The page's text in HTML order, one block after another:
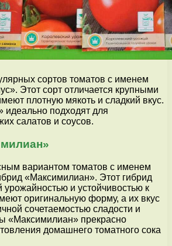
сортов томатов с именем
Этот сорт отличается крупными
плотную мякоть и сладкий вкус.
подходят для
салатов и соусов.
вариантом томатов с именем
«Максимилиан». Этот гибрид
урожайностью и устойчивостью к
оригинальную форму, а их вкус
сочетаемостью сладости и
«Максимилиан» прекрасно
домашнего томатного сока